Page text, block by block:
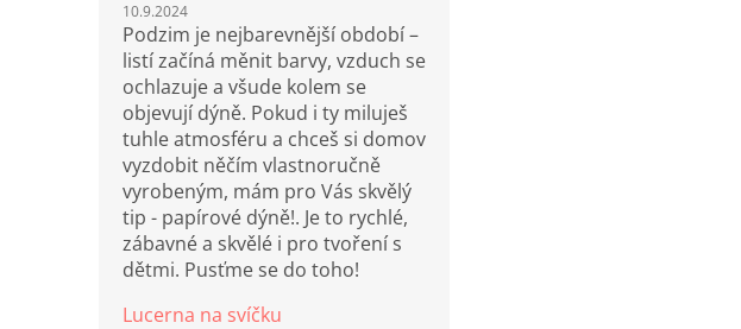
10.9.2024
Podzim je nejbarevnější období –
listí začíná měnit barvy, vzduch se
ochlazuje a všude kolem se
objevují dýně. Pokud i ty miluješ
tuhle atmosféru a chceš si domov
vyzdobit něčím vlastnoručně
vyrobeným, mám pro Vás skvělý
tip - papírové dýně!. Je to rychlé,
zábavné a skvělé i pro tvoření s
dětmi. Pusťme se do toho!
Lucerna na svíčku